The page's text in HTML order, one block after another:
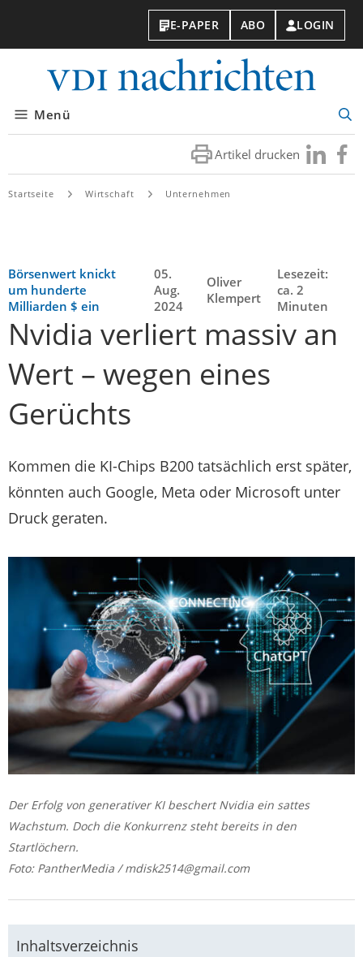
E-PAPER ABO LOGIN
Menü
Artikel drucken Besuchen
Sie
Sie
Startseite Wirtschaft Unternehmen
Börsenwert knickt
um hunderte
Milliarden $ ein
05.
Aug.
2024
Oliver
Klempert
Lesezeit:
ca. 2
Minuten
Nvidia verliert massiv an
Wert – wegen eines
Gerüchts
Kommen die KI-Chips B200 tatsächlich erst später,
könnten auch Google, Meta oder Microsoft unter
Druck geraten.
Der Erfolg von generativer KI beschert Nvidia ein sattes
Wachstum. Doch die Konkurrenz steht bereits in den
Startlöchern.
Foto: PantherMedia / mdisk2514@gmail.com
Inhaltsverzeichnis